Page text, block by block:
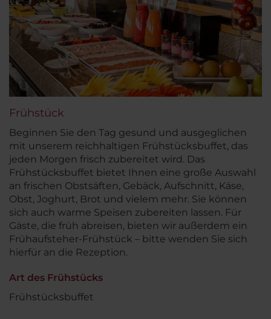
Frühstück
Beginnen Sie den Tag gesund und ausgeglichen
mit unserem reichhaltigen Frühstücksbuffet, das
jeden Morgen frisch zubereitet wird. Das
Frühstücksbuffet bietet Ihnen eine große Auswahl
an frischen Obstsäften, Gebäck, Aufschnitt, Käse,
Obst, Joghurt, Brot und vielem mehr. Sie können
sich auch warme Speisen zubereiten lassen. Für
Gäste, die früh abreisen, bieten wir außerdem ein
Frühaufsteher-Frühstück – bitte wenden Sie sich
hierfür an die Rezeption.
Art des Frühstücks
Frühstücksbuffet